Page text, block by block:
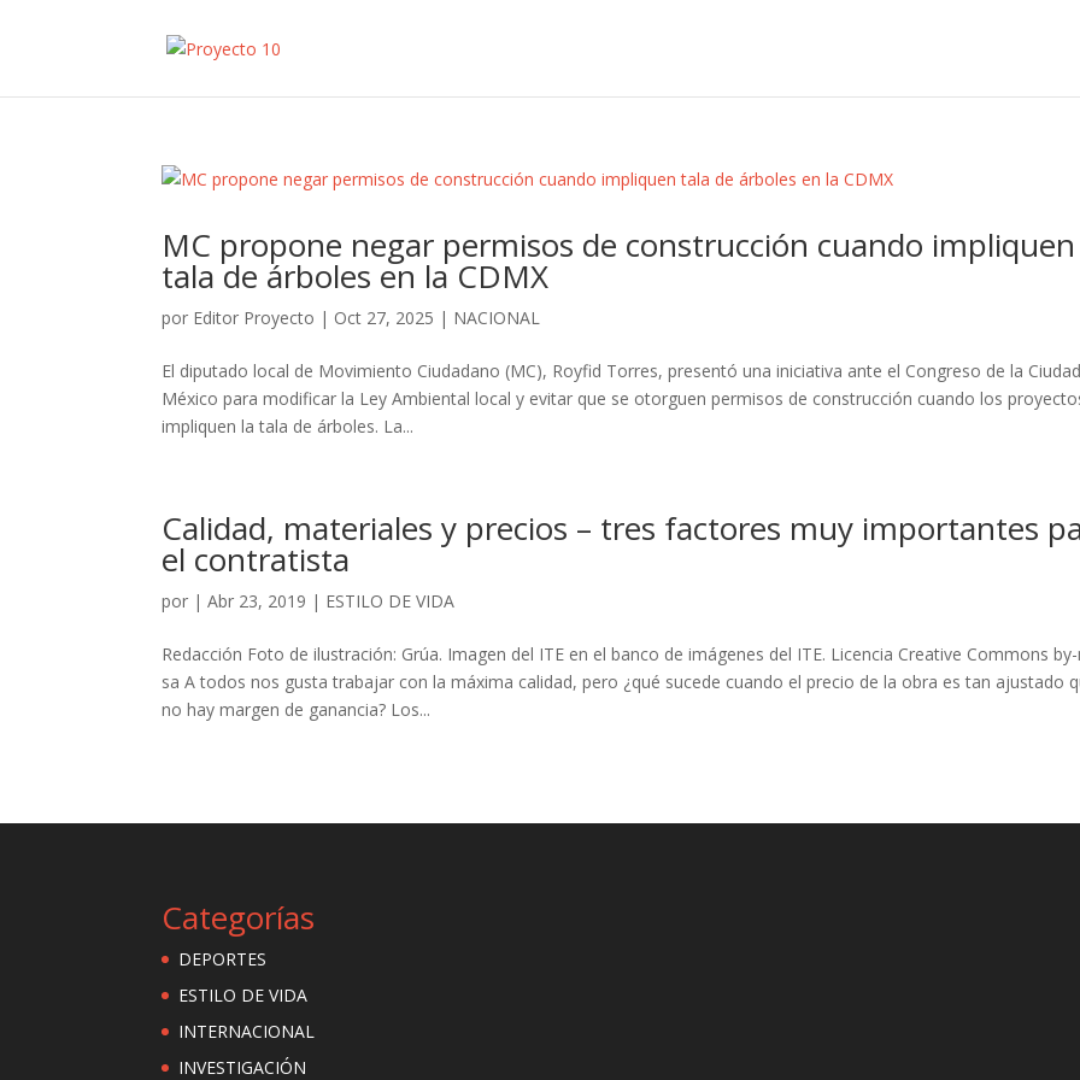
MC propone negar permisos de construcción cuando impliquen
tala de árboles en la CDMX
por Editor Proyecto | Oct 27, 2025 | NACIONAL
El diputado local de Movimiento Ciudadano (MC), Royfid Torres, presentó una iniciativa ante el Congreso de la
México para modificar la Ley Ambiental local y evitar que se otorguen permisos de construcción cuando los
impliquen la tala de árboles. La...
Calidad, materiales y precios – tres factores muy importantes
el contratista
por |Abr 23, 2019 | ESTILO DE VIDA
Redacción Foto de ilustración: Grúa. Imagen del ITE en el banco de imágenes del ITE. Licencia Creative Commons
sa A todos nos gusta trabajar con la máxima calidad, pero ¿qué sucede cuando el precio de la obra es tan ajustado
no hay margen de ganancia? Los...
Categorías
DEPORTES
ESTILO DE VIDA
INTERNACIONAL
INVESTIGACIÓN